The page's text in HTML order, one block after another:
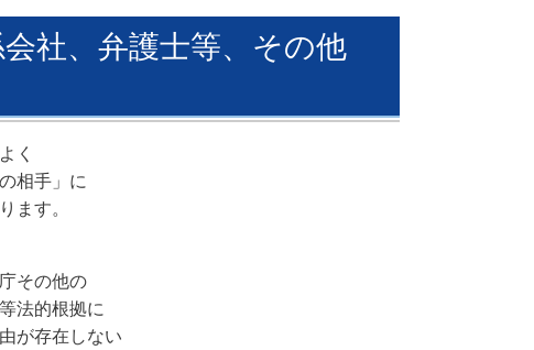
社、弁護士等、その他
く
相手」に
ます。
その他の
法的根拠に
が存在しない